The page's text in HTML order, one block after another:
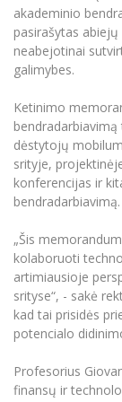
akademinio
pasirašytas
neabejotinai
galimybes.
Ketinimo
dėstytojų
srityje,
konferencijas ir
bendradarbiavimą.
„Šis
kolaboruoti
artimiausioje
srityse“, - sakė
kad tai prisidės
potencialo
Profesorius
finansų ir